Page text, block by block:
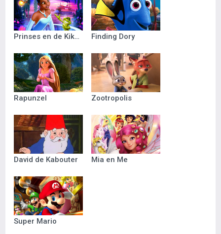
Prinses en de Kikker Finding Dory
Rapunzel Zootropolis
David de Kabouter Mia en Me
Super Mario